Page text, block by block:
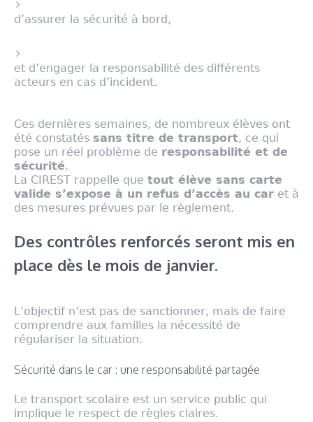
d’assurer la sécurité à bord,
et d’engager la responsabilité des différents
acteurs en cas d’incident.
Ces dernières semaines, de nombreux élèves ont
été constatés sans titre de transport, ce qui
pose un réel problème de responsabilité et de
sécurité.
La CIREST rappelle que tout élève sans carte
valide s’expose à un refus d’accès au car et à
des mesures prévues par le règlement.
Des contrôles renforcés seront mis en
place dès le mois de janvier.
L’objectif n’est pas de sanctionner, mais de faire
comprendre aux familles la nécessité de
régulariser la situation.
Sécurité dans le car : une responsabilité partagée
Le transport scolaire est un service public qui
implique le respect de règles claires.